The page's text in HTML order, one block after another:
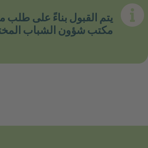
يتم القبول بناءً على طلب
مكتب شؤون الشباب